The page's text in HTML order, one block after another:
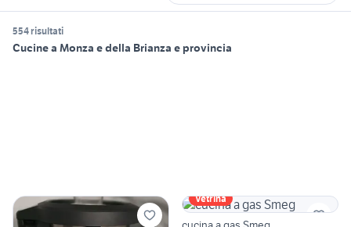
554 risultati
Cucine a Monza e della Brianza e provincia
Vetrina